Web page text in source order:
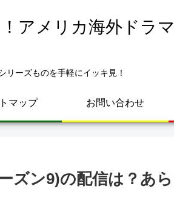
アメリカ海外ドラマ
リーズものを手軽にイッキ見！
マップ お問い合わせ
ズン9)の配信は？あら